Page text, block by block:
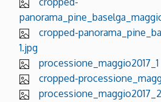
cropped-
1.jpg
processione_maggio2017_1
cropped-
processione_maggio2017_2